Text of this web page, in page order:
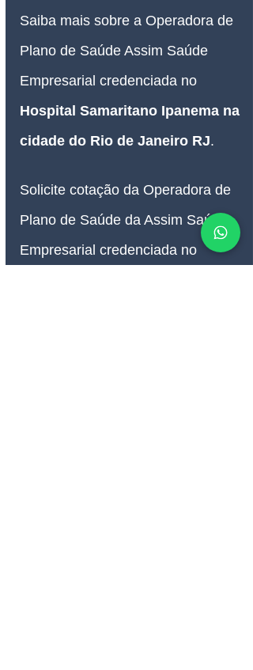
Saiba mais sobre a Operadora de
Plano de Saúde Assim Saúde
Empresarial credenciada no
Hospital Samaritano Ipanema na
cidade do Rio de Janeiro RJ.
Solicite cotação da Operadora de
Plano de Saúde da Assim Saúde
Empresarial credenciada no